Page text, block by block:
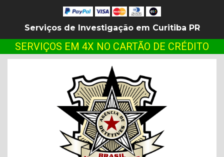
Serviços de Investigação em Curitiba PR
SERVIÇOS EM 4X NO CARTÃO DE CRÉDITO